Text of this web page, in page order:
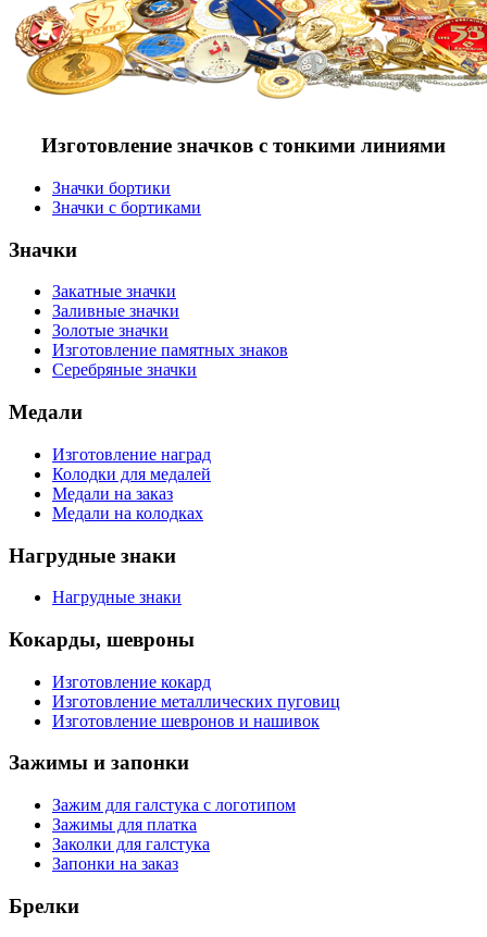
Изготовление значков с тонкими линиями
Значки бортики
Значки с бортиками
Значки
Закатные значки
Заливные значки
Золотые значки
Изготовление памятных знаков
Серебряные значки
Медали
Изготовление наград
Колодки для медалей
Медали на заказ
Медали на колодках
Нагрудные знаки
Нагрудные знаки
Кокарды, шевроны
Изготовление кокард
Изготовление металлических пуговиц
Изготовление шевронов и нашивок
Зажимы и запонки
Зажим для галстука с логотипом
Зажимы для платка
Заколки для галстука
Запонки на заказ
Брелки